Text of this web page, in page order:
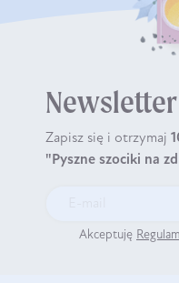
Zapisz się i otrzymaj
"Pyszne szociki na
Akceptuję